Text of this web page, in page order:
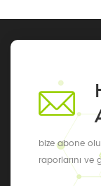
bize abone
raporlarını
alabilirsiniz